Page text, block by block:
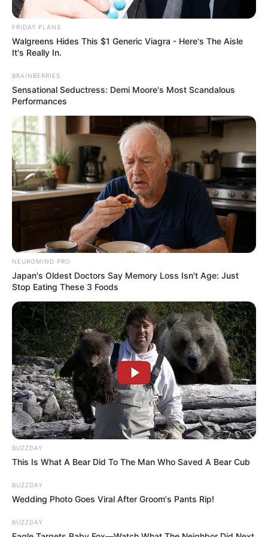
Posted
in
Friss hírek
Két fiát mindenki ismeri, de azt
kevesen tudják, hogy Nagy
Ferónak van egy lánya is 💥🎤
bySzerző • November 11, 2025
Két fiát mindenki ismeri, de azt kevesen tudják,
hogy Nagy Ferónak van egy lánya is 💥🎤
FRIDAY PLANS
Walgreens Hides This $1 Generic Viagra - Here's The Aisle
It's Really In.
BRAINBERRIES
Sensational Seductress: Demi Moore's Most Scandalous
Performances
NEUROMIND PRO
Japan's Oldest Doctors Say Memory Loss Isn't Age: Just
Stop Eating These 3 Foods
BUZZDAY
This Is What A Bear Did To The Man Who Saved A Bear Cub
BUZZDAY
Wedding Photo Goes Viral After Groom's Pants Rip!
BUZZDAY